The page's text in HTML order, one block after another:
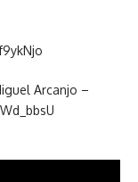
Arcanjo –